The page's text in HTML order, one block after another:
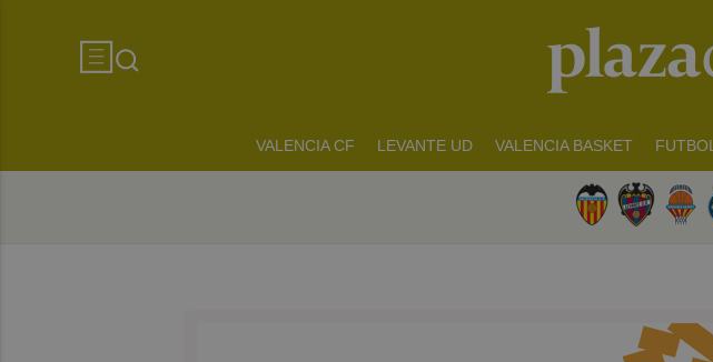
VALENCIA CF LEVANTE UD VALENCIA BASKET FUTBOL